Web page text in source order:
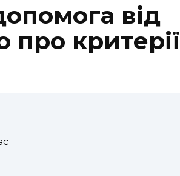
від
про критерії